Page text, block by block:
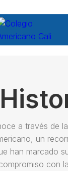
a través de
un
han marcado
con